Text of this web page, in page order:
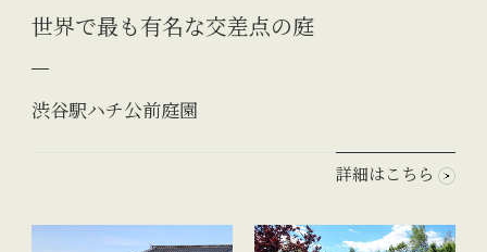
世界で最も有名な交差点の庭
渋谷駅ハチ公前庭園
詳細はこちら